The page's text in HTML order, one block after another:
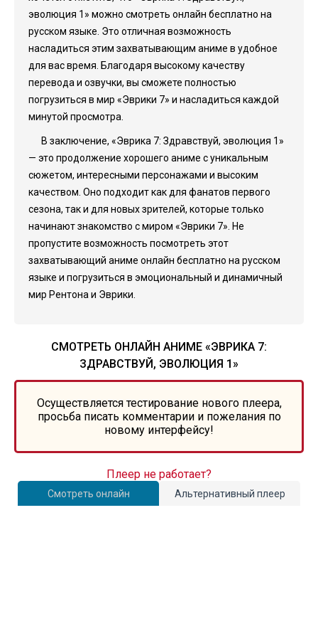
эволюция 1» можно смотреть онлайн бесплатно на
русском языке. Это отличная возможность
насладиться этим захватывающим аниме в удобное
для вас время. Благодаря высокому качеству
перевода и озвучки, вы сможете полностью
погрузиться в мир «Эврики 7» и насладиться каждой
минутой просмотра.
В заключение, «Эврика 7: Здравствуй, эволюция 1»
— это продолжение хорошего аниме с уникальным
сюжетом, интересными персонажами и высоким
качеством. Оно подходит как для фанатов первого
сезона, так и для новых зрителей, которые только
начинают знакомство с миром «Эврики 7». Не
пропустите возможность посмотреть этот
захватывающий аниме онлайн бесплатно на русском
языке и погрузиться в эмоциональный и динамичный
мир Рентона и Эврики.
СМОТРЕТЬ ОНЛАЙН АНИМЕ «ЭВРИКА 7:
ЗДРАВСТВУЙ, ЭВОЛЮЦИЯ 1»
Осуществляется тестирование нового плеера,
просьба писать комментарии и пожелания по
новому интерфейсу!
Смотреть онлайн Альтернативный плеер
Плеер не работает?